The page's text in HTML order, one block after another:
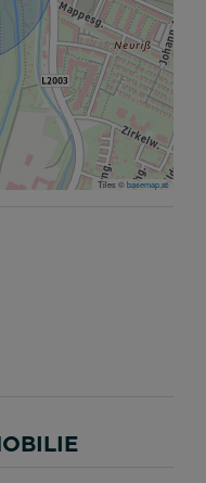
Tiles ©basemap.at